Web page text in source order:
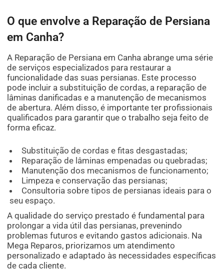
O que envolve a Reparação de Persiana
em Canha?
A Reparação de Persiana em Canha abrange uma série
de serviços especializados para restaurar a
funcionalidade das suas persianas. Este processo
pode incluir a substituição de cordas, a reparação de
lâminas danificadas e a manutenção de mecanismos
de abertura. Além disso, é importante ter profissionais
qualificados para garantir que o trabalho seja feito de
forma eficaz.
Substituição de cordas e fitas desgastadas;
Reparação de lâminas empenadas ou quebradas;
Manutenção dos mecanismos de funcionamento;
Limpeza e conservação das persianas;
Consultoria sobre tipos de persianas ideais para o
seu espaço.
A qualidade do serviço prestado é fundamental para
prolongar a vida útil das persianas, prevenindo
problemas futuros e evitando gastos adicionais. Na
Mega Reparos, priorizamos um atendimento
personalizado e adaptado às necessidades específicas
de cada cliente.